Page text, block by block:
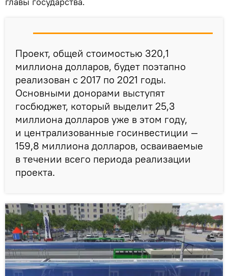
Проект, общей стоимостью 320,1
миллиона долларов, будет поэтапно
реализован с 2017 по 2021 годы.
Основными донорами выступят
госбюджет, который выделит 25,3
миллиона долларов уже в этом году,
и централизованные госинвестиции —
159,8 миллиона долларов, осваиваемые
в течении всего периода реализации
проекта.